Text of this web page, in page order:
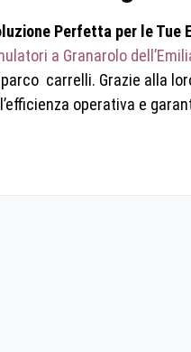
Perfetta per le Tue
a Granarolo
carrelli. Grazie alla
operativa e